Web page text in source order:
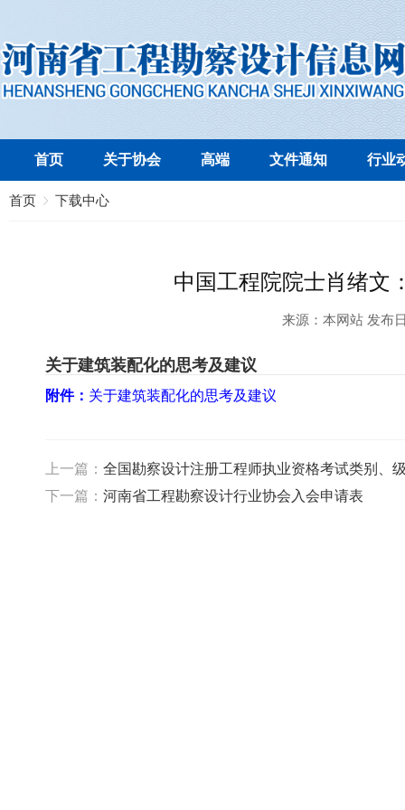
首页 关于协会 高端 文件通知 行业
首页 下载中心
中国工程院院士肖绪文
来源： 本网站 发布
关于建筑装配化的思考及建议
附件： 关于建筑装配化的思考及建议
上一篇： 全国勘察设计注册工程师执业资格考试类别、
下一篇： 河南省工程勘察设计行业协会入会申请表